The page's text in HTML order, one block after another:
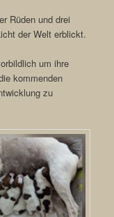
Rüden und drei
der Welt erblickt.
um ihre
kommenden
zu